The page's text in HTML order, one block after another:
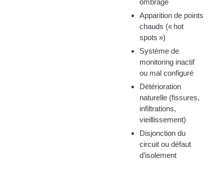
ombragé
Apparition de points
chauds (« hot
spots »)
Système de
monitoring inactif
ou mal configuré
Détérioration
naturelle (fissures,
infiltrations,
vieillissement)
Disjonction du
circuit ou défaut
d’isolement